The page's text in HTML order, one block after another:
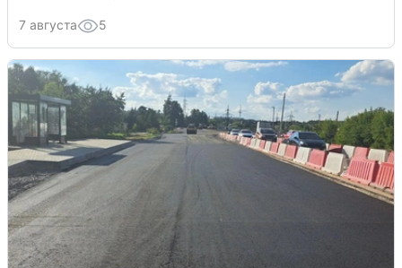
7 августа 5